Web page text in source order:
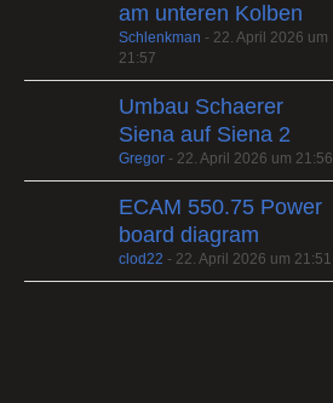
am unteren Kolben
Schlenkman - 22. April 2026 um
21:57
Umbau Schaerer
Siena auf Siena 2
Gregor - 22. April 2026 um 21:56
ECAM 550.75 Power
board diagram
clod22 - 22. April 2026 um 21:51